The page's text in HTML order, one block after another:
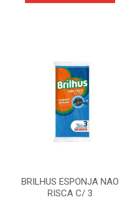
BRILHUS ESPONJA NAO
RISCA C/ 3